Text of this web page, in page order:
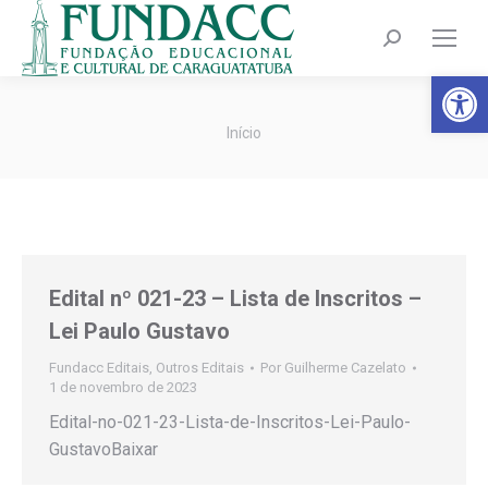
Barra de
Search:
Você está aqui:
Início
Edital nº 021-23 – Lista de Inscritos –
Lei Paulo Gustavo
Fundacc Editais, Outros Editais Por Guilherme Cazelato
1 de novembro de 2023
Edital-no-021-23-Lista-de-Inscritos-Lei-Paulo-
GustavoBaixar